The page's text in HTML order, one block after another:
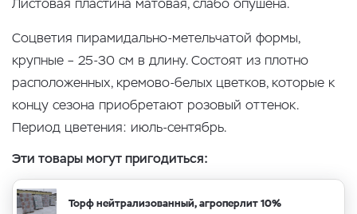
Соцветия пирамидально-метельчатой формы,
крупные – 25-30 см в длину. Состоят из плотно
расположенных, кремово-белых цветков, которые к
концу сезона приобретают розовый оттенок.
Период цветения: июль-сентябрь.
Эти товары могут пригодиться:
Торф нейтрализованный, агроперлит 10%